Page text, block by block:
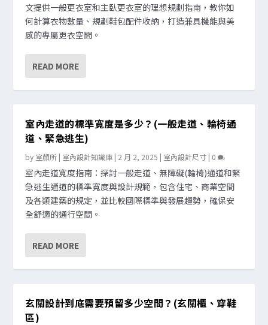
文提供一般更衣室和主臥更衣室的理想規劃指南，教你如
何計算衣物數量、規劃鞋包配件收納，打造兼具機能與美
感的專屬更衣空間。
READ MORE
室內走道的標準寬度是多少？(一般走道、輪椅通
道、緊急逃生)
by 室顏所 | 室內設計知識庫 | 2 月 2, 2025 | 室內設計尺寸 | 0
室內走道寬度指南：探討一般走道、無障礙(輪椅)通道和緊
急逃生通道的標準寬度與設計規範，包含住宅、商業空間
及各類建築的規定，並比較國際標準與發展趨勢，確保安
全舒適的通行空間。
READ MORE
玄關設計到底需要預留多少空間？(玄關櫃、穿鞋
區)